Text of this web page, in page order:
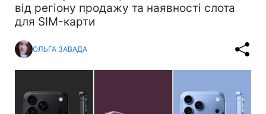
від регіону продажу та наявності слота
для SIM-карти
ОЛЬГА ЗАВАДА